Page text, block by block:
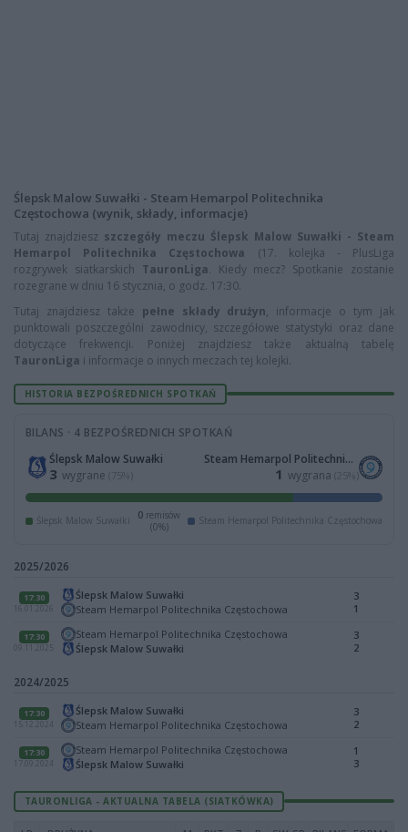
Ślepsk Malow Suwałki - Steam Hemarpol Politechnika
Częstochowa (wynik, składy, informacje)
Tutaj znajdziesz szczegóły meczu Ślepsk Malow Suwałki - Steam
Hemarpol Politechnika Częstochowa (17. kolejka - PlusLiga
rozgrywek siatkarskich TauronLiga. Kiedy mecz? Spotkanie zostanie
rozegrane w dniu 16 stycznia, o godz. 17:30.
Tutaj znajdziesz także pełne składy drużyn, informacje o tym jak
punktowali poszczególni zawodnicy, szczegółowe statystyki oraz dane
dotyczące frekwencji. Poniżej znajdziesz także aktualną tabelę
TauronLiga i informacje o innych meczach tej kolejki.
HISTORIA BEZPOŚREDNICH SPOTKAŃ
BILANS · 4 BEZPOŚREDNICH SPOTKAŃ
Ślepsk Malow Suwałki
3 wygrane (75%)
Steam Hemarpol Politechnika Częstochowa
1 wygrana (25%)
Ślepsk Malow Suwałki 0 remisów
(0%)
Steam Hemarpol Politechnika Częstochowa
2025/2026
17:30
Ślepsk Malow Suwałki
Steam Hemarpol Politechnika Częstochowa
3
1
17:30
Steam Hemarpol Politechnika Częstochowa
Ślepsk Malow Suwałki
3
2
2024/2025
17:30
15.12.2024
Ślepsk Malow Suwałki
Steam Hemarpol Politechnika Częstochowa
3
2
17:30
17.09.2024
Steam Hemarpol Politechnika Częstochowa
Ślepsk Malow Suwałki
1
3
TAURONLIGA - AKTUALNA TABELA (SIATKÓWKA)